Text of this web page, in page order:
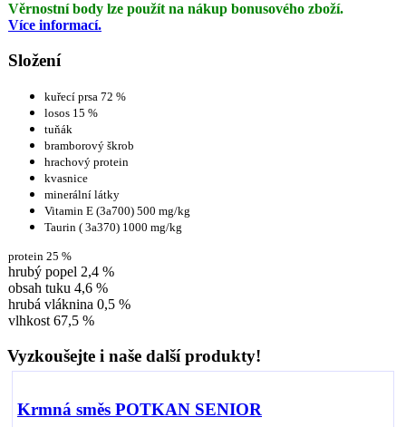
Věrnostní body lze použít na nákup bonusového zboží.
Více informací.
Složení
kuřecí prsa 72 %
losos 15 %
tuňák
bramborový škrob
hrachový protein
kvasnice
minerální látky
Vitamin E (3a700) 500 mg/kg
Taurin ( 3a370) 1000 mg/kg
protein 25 %
hrubý popel 2,4 %
obsah tuku 4,6 %
hrubá vláknina 0,5 %
vlhkost 67,5 %
Vyzkoušejte i naše další produkty!
Krmná směs POTKAN SENIOR